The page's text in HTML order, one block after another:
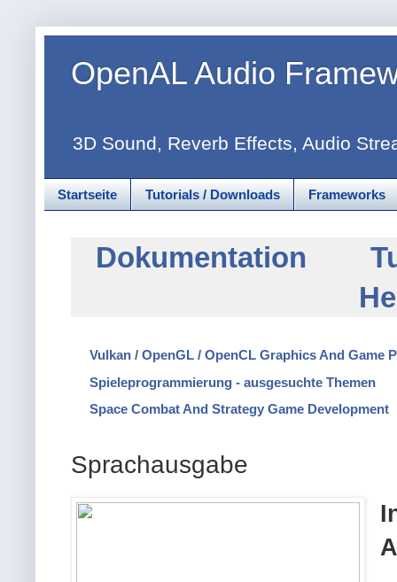
OpenAL Audio
3D Sound, Reverb Effects, Audio
Startseite Tutorials / Downloads Frameworks
Dokumentation
Vulkan / OpenGL / OpenCL Graphics And Game
Spieleprogrammierung - ausgesuchte Themen
Space Combat And Strategy Game Development
Sprachausgabe